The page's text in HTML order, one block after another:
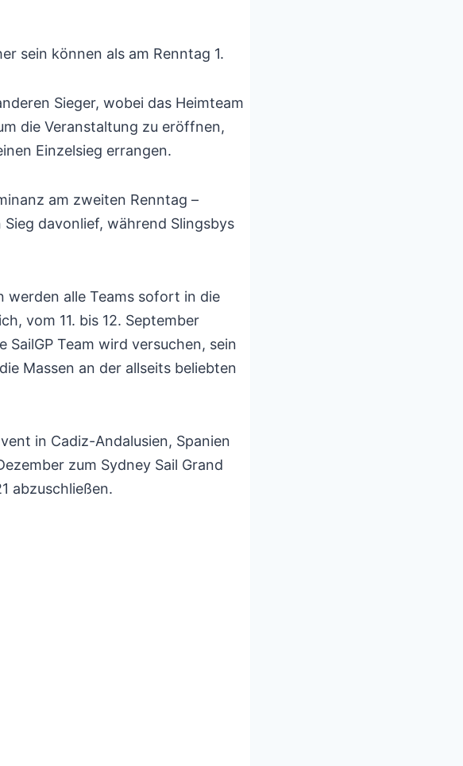
sein können als am Renntag 1.
Sieger, wobei das Heimteam
die Veranstaltung zu eröffnen,
Einzelsieg errangen.
am zweiten Renntag –
davonlief, während Slingsbys
werden alle Teams sofort in die
vom 11. bis 12. September
Team wird versuchen, sein
Massen an der allseits beliebten
in Cadiz-Andalusien, Spanien
zum Sydney Sail Grand
abzuschließen.